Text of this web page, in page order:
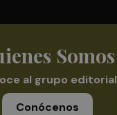
Somos
al grupo editorial
Conócenos